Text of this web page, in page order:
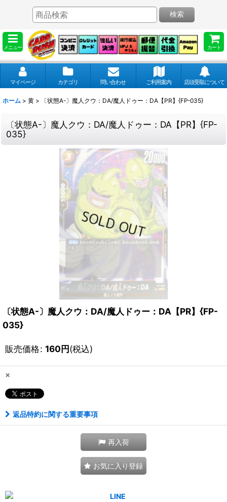
メニュー カート
検索
マイページ カテゴリ 問い合わせ ご利用案内 店頭受取について
ホーム > 黄 > 〔状態A-〕魔人クウ：DA/魔人ドゥー：DA【PR】{FP-035}
〔状態A-〕魔人クウ：DA/魔人ドゥー：DA【PR】{FP-
035}
〔状態A-〕魔人クウ：DA/魔人ドゥー：DA【PR】{FP-
035}
販売価格: 160円(税込)
×
返品特約に関する重要事項
再入荷
お気に入り登録